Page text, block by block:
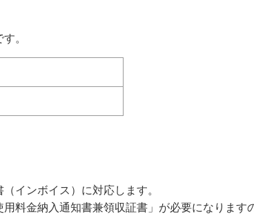
。
インボイス）に対応します。
料金納入通知書兼領収証書」が必要になります